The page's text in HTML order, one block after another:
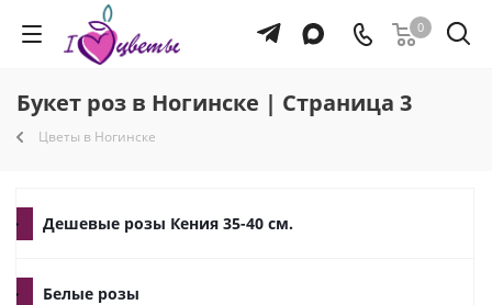
0
Букет роз в Ногинске | Страница 3
Цветы в Ногинске
Дешевые розы Кения 35-40 см.
Белые розы